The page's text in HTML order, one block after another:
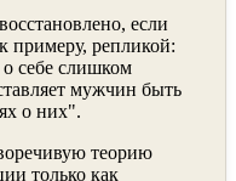
если
примеру, репликой:
себе слишком
мужчин быть
о них".
теорию
только как